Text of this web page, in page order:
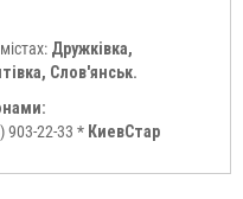
Дружківка,
Слов'янськ.
903-22-33 * КиевСтар